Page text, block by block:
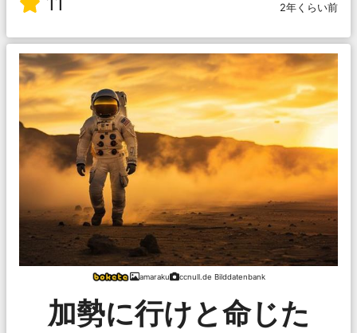
2年くらい前
amaraku ccnull.de Bilddatenbank
加勢に行けと命じた